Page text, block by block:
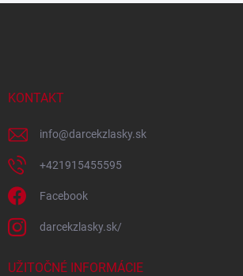
KONTAKT
info@darcekzlasky.sk
+421915455595
Facebook
darcekzlasky.sk/
UŽITOČNÉ INFORMÁCIE